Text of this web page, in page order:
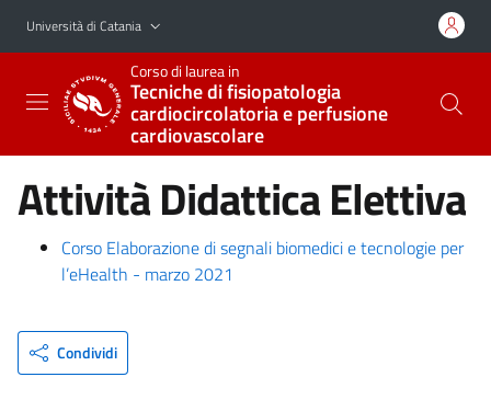
Vai al contenuto principale
Vai al menu di navigazione
Università di Catania
Corso di laurea in
Tecniche di fisiopatologia
cardiocircolatoria e perfusione
cardiovascolare
Attività Didattica Elettiva
Corso Elaborazione di segnali biomedici e tecnologie per
l’eHealth - marzo 2021
Condividi